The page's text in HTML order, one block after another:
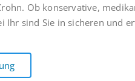
Ob konservative,
Ihr sind Sie in sicheren und